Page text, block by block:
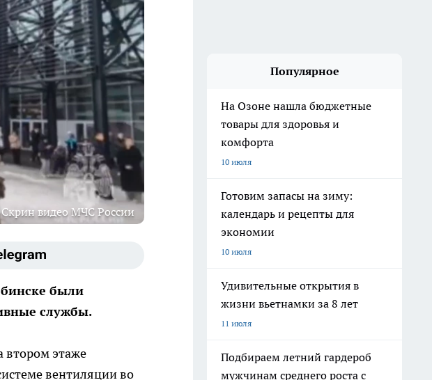
Скрин видео МЧС России
были
службы.
втором этаже
вентиляции во
Популярное
На Озоне нашла бюджетные
товары для здоровья и
комфорта
10 июля
Готовим запасы на зиму:
календарь и рецепты для
экономии
10 июля
Удивительные открытия в
жизни вьетнамки за 8 лет
11 июля
Подбираем летний гардероб
мужчинам среднего роста с